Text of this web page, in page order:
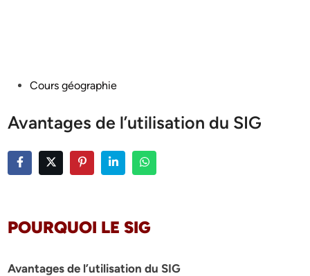
PostedCours géographie
Avantages de l’utilisation du SIG
POURQUOI LE SIG
Avantages de l’utilisation du SIG